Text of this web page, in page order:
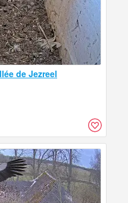
de Jezreel